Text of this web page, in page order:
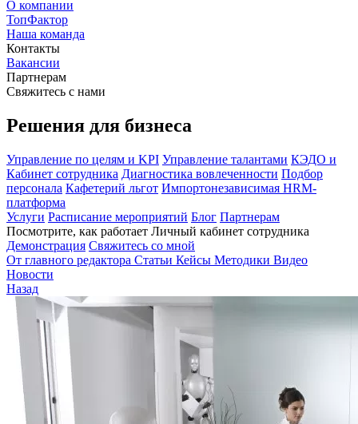
О компании
ТопФактор
Наша команда
Контакты
Вакансии
Партнерам
Свяжитесь с нами
Решения для бизнеса
Управление по целям и KPI Управление талантами КЭДО и
Кабинет сотрудника Диагностика вовлеченности Подбор
персонала Кафетерий льгот Импортонезависимая HRM-
платформа
Услуги Расписание мероприятий Блог Партнерам
Посмотрите, как работает Личный кабинет сотрудника
Демонстрация Свяжитесь со мной
От главного редактора Статьи Кейсы Методики Видео
Новости
Назад